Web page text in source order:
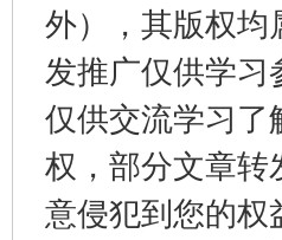
外），其版权均
发推广仅供学习
仅供交流学习了
权，部分文章转
意侵犯到您的权
东山县通报“牛蛙产品抗生素